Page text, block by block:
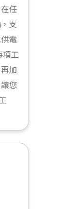
任
支
電
項工
加
您